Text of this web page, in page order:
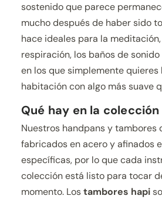
sostenido que parece
mucho después de haber sido
hace ideales para la
respiración, los baños de
en los que simplemente quieres
habitación con algo más suave
Qué hay en la colección
Nuestros handpans y tambores
fabricados en acero y afinados
específicas, por lo que cada
colección está listo para tocar
momento. Lostambores hapi